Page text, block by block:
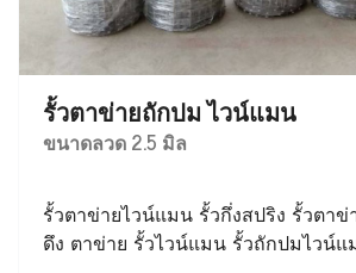
รั้วตาข่ายถักปม ไวน์แมน
ขนาดลวด 2.5 มิล
รั้วตาข่ายไวน์แมน รั้วกึ่งสปริง รั้วตาข่
ดึง ตาข่าย รั้วไวน์แมน รั้วถักปมไวน์แ